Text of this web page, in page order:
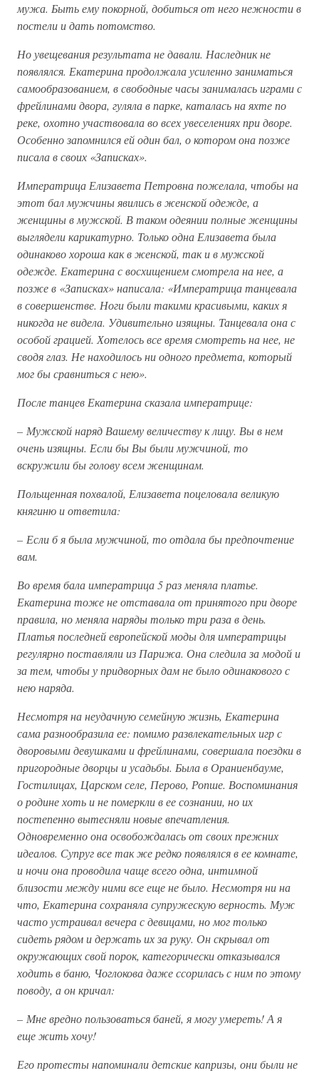
мужа. Быть ему покорной, добиться от него нежности в
постели и дать потомство.
Но увещевания результата не давали. Наследник не
появлялся. Екатерина продолжала усиленно заниматься
самообразованием, в свободные часы занималась играми с
фрейлинами двора, гуляла в парке, каталась на яхте по
реке, охотно участвовала во всех увеселениях при дворе.
Особенно запомнился ей один бал, о котором она позже
писала в своих «Записках».
Императрица Елизавета Петровна пожелала, чтобы на
этот бал мужчины явились в женской одежде, а
женщины в мужской. В таком одеянии полные женщины
выглядели карикатурно. Только одна Елизавета была
одинаково хороша как в женской, так и в мужской
одежде. Екатерина с восхищением смотрела на нее, а
позже в «Записках» написала: «Императрица танцевала
в совершенстве. Ноги были такими красивыми, каких я
никогда не видела. Удивительно изящны. Танцевала она с
особой грацией. Хотелось все время смотреть на нее, не
сводя глаз. Не находилось ни одного предмета, который
мог бы сравниться с нею».
После танцев Екатерина сказала императрице:
– Мужской наряд Вашему величеству к лицу. Вы в нем
очень изящны. Если бы Вы были мужчиной, то
вскружили бы голову всем женщинам.
Польщенная похвалой, Елизавета поцеловала великую
княгиню и ответила:
– Если б я была мужчиной, то отдала бы предпочтение
вам.
Во время бала императрица 5 раз меняла платье.
Екатерина тоже не отставала от принятого при дворе
правила, но меняла наряды только три раза в день.
Платья последней европейской моды для императрицы
регулярно поставляли из Парижа. Она следила за модой и
за тем, чтобы у придворных дам не было одинакового с
нею наряда.
Несмотря на неудачную семейную жизнь, Екатерина
сама разнообразила ее: помимо развлекательных игр с
дворовыми девушками и фрейлинами, совершала поездки в
пригородные дворцы и усадьбы. Была в Ораниенбауме,
Гостилицах, Царском селе, Перово, Ропше. Воспоминания
о родине хоть и не померкли в ее сознании, но их
постепенно вытесняли новые впечатления.
Одновременно она освобождалась от своих прежних
идеалов. Супруг все так же редко появлялся в ее комнате,
и ночи она проводила чаще всего одна, интимной
близости между ними все еще не было. Несмотря ни на
что, Екатерина сохраняла супружескую верность. Муж
часто устраивал вечера с девицами, но мог только
сидеть рядом и держать их за руку. Он скрывал от
окружающих свой порок, категорически отказывался
ходить в баню, Чоглокова даже ссорилась с ним по этому
поводу, а он кричал:
– Мне вредно пользоваться баней, я могу умереть! А я
еще жить хочу!
Его протесты напоминали детские капризы, они были не